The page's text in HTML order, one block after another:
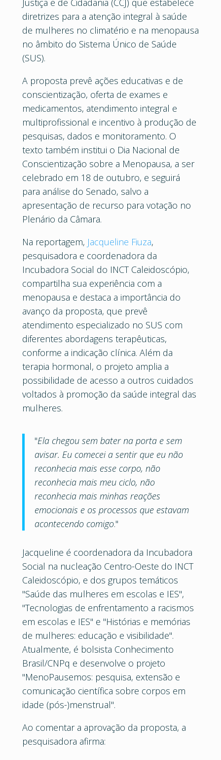
diretrizes para a atenção integral à saúde
de mulheres no climatério e na menopausa
no âmbito do Sistema Único de Saúde
(SUS).
A proposta prevê ações educativas e de
conscientização, oferta de exames e
medicamentos, atendimento integral e
multiprofissional e incentivo à produção de
pesquisas, dados e monitoramento. O
texto também institui o Dia Nacional de
Conscientização sobre a Menopausa, a ser
celebrado em 18 de outubro, e seguirá
para análise do Senado, salvo a
apresentação de recurso para votação no
Plenário da Câmara.
Na reportagem, Jacqueline Fiuza,
pesquisadora e coordenadora da
Incubadora Social do INCT Caleidoscópio,
compartilha sua experiência com a
menopausa e destaca a importância do
avanço da proposta, que prevê
atendimento especializado no SUS com
diferentes abordagens terapêuticas,
conforme a indicação clínica. Além da
terapia hormonal, o projeto amplia a
possibilidade de acesso a outros cuidados
voltados à promoção da saúde integral das
mulheres.
"Ela chegou sem bater na porta e sem
avisar. Eu comecei a sentir que eu não
reconhecia mais esse corpo, não
reconhecia mais meu ciclo, não
reconhecia mais minhas reações
emocionais e os processos que estavam
acontecendo comigo."
Jacqueline é coordenadora da Incubadora
Social na nucleação Centro-Oeste do INCT
Caleidoscópio, e dos grupos temáticos
"Saúde das mulheres em escolas e IES",
"Tecnologias de enfrentamento a racismos
em escolas e IES" e "Histórias e memórias
de mulheres: educação e visibilidade".
Atualmente, é bolsista Conhecimento
Brasil/CNPq e desenvolve o projeto
"MenoPausemos: pesquisa, extensão e
comunicação científica sobre corpos em
idade (pós-)menstrual".
Ao comentar a aprovação da proposta, a
pesquisadora afirma: